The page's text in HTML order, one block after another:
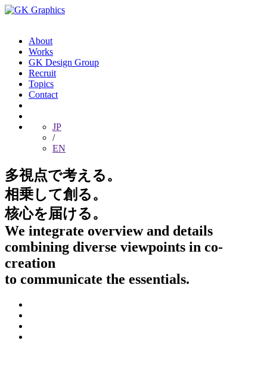
About
Works
GK Design Group
Recruit
Topics
Contact
JP
/
EN
多視点で考える。
相乗して創る。
核心を届ける。
We integrate overview and details
combining diverse viewpoints in co-
creation
to communicate the essentials.